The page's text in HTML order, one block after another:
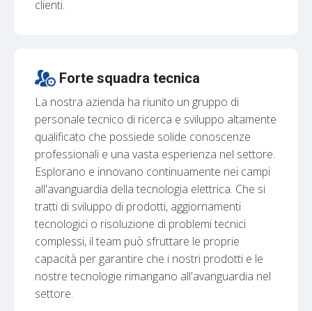
clienti.
Forte squadra tecnica
La nostra azienda ha riunito un gruppo di
personale tecnico di ricerca e sviluppo altamente
qualificato che possiede solide conoscenze
professionali e una vasta esperienza nel settore.
Esplorano e innovano continuamente nei campi
all'avanguardia della tecnologia elettrica. Che si
tratti di sviluppo di prodotti, aggiornamenti
tecnologici o risoluzione di problemi tecnici
complessi, il team può sfruttare le proprie
capacità per garantire che i nostri prodotti e le
nostre tecnologie rimangano all'avanguardia nel
settore.